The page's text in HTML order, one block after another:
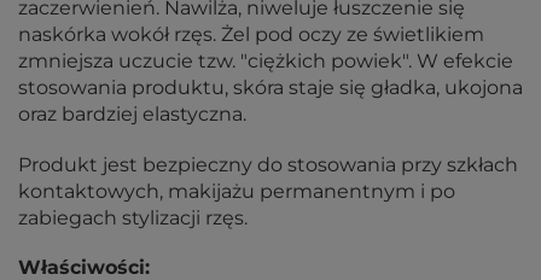
zaczerwienień. Nawilża, niweluje łuszczenie się
naskórka wokół rzęs. Żel pod oczy ze świetlikiem
zmniejsza uczucie tzw. "ciężkich powiek". W efekcie
stosowania produktu, skóra staje się gładka, ukojona
oraz bardziej elastyczna.
Produkt jest bezpieczny do stosowania przy szkłach
kontaktowych, makijażu permanentnym i po
zabiegach stylizacji rzęs.
Właściwości: